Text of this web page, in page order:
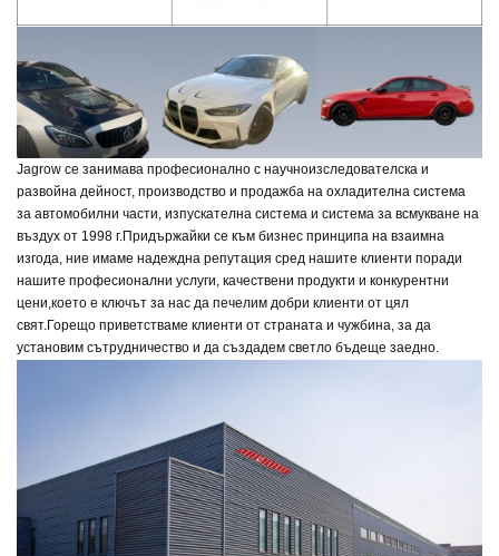
Jagrow се занимава професионално с научноизследователска и
развойна дейност, производство и продажба на охладителна система
за автомобилни части, изпускателна система и система за всмукване на
въздух от 1998 г. Придържайки се към бизнес принципа на взаимна
изгода, ние имаме надеждна репутация сред нашите клиенти поради
нашите професионални услуги, качествени продукти и конкурентни
цени, което е ключът за нас да печелим добри клиенти от цял
свят. Горещо приветстваме клиенти от страната и чужбина, за да
установим сътрудничество и да създадем светло бъдеще заедно.